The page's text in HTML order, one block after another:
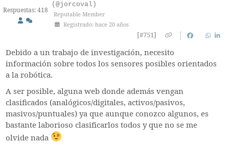
Respuestas: 418
(@jorcoval)
Reputable Member
Registrado: hace 20 años
[#751]
Debido a un trabajo de investigación, necesito
información sobre todos los sensores posibles orientados
a la robótica.
A ser posible, alguna web donde además vengan
clasificados (analógicos/digitales, activos/pasivos,
masivos/puntuales) ya que aunque conozco algunos, es
bastante laborioso clasificarlos todos y que no se me
olvide nada